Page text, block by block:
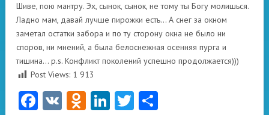
Шиве, пою мантру. Эх, сынок, сынок, не тому ты Богу молишься.
Ладно мам, давай лучше пирожки есть… А снег за окном
заметал остатки забора и по ту сторону окна не было ни
споров, ни мнений, а была белоснежная осенняя пурга и
тишина… p.s. Конфликт поколений успешно продолжается)))
Post Views: 1 913
Facebook
VK Odnoklassniki
LinkedIn
Twitter